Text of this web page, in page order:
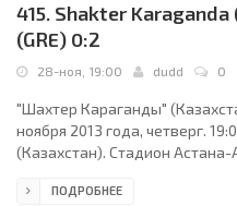
415. Shakter Karaganda
(GRE) 0:2
28-ноя, 19:00 dudd 0
"Шахтер Караганды"
ноября 2013 года, четверг.
(Казахстан). Стадион
Трюйден, Бельгия), Франк
ПОДРОБНЕЕ